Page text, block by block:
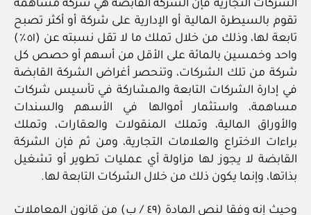
الشركات التجارية فإن الشركة القابضة هي شركة مساهمة
تقوم بالسيطرة المالية أو الإدارية على شركة أو أكثر تصبح
تابعة لها، وذلك من خلال تملك ما لا تقل نسبته عن (٥١٪)
واحد وخمسين بالمائة على الأقل من أسهم أو حصص كل
شركة من تلك الشركات، وتنحصر أغراض الشركة القابضة
في إدارة الشركات التابعة والمشاركة في تأسيس شركات
مساهمة، واستثمار أموالها في الأسهم والسندات
والأوراق المالية، وتملك المنقولات والعقارات، وتملك
براءات الاختراع والعلامات التجارية، ومن ثم فإن الشركة
القابضة لا يجوز لها مزاولة أي عمليات تطوير أو تشغيل
بذاتها، وإنما يكون ذلك من خلال الشركات التابعة لها.
وحيث إنه وفقا لنص المادة (٤٩ / ب) من قانون المعاملات